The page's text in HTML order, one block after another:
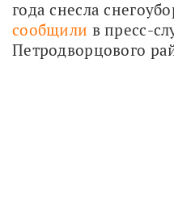
сообщили в пресс-
Петродворцового